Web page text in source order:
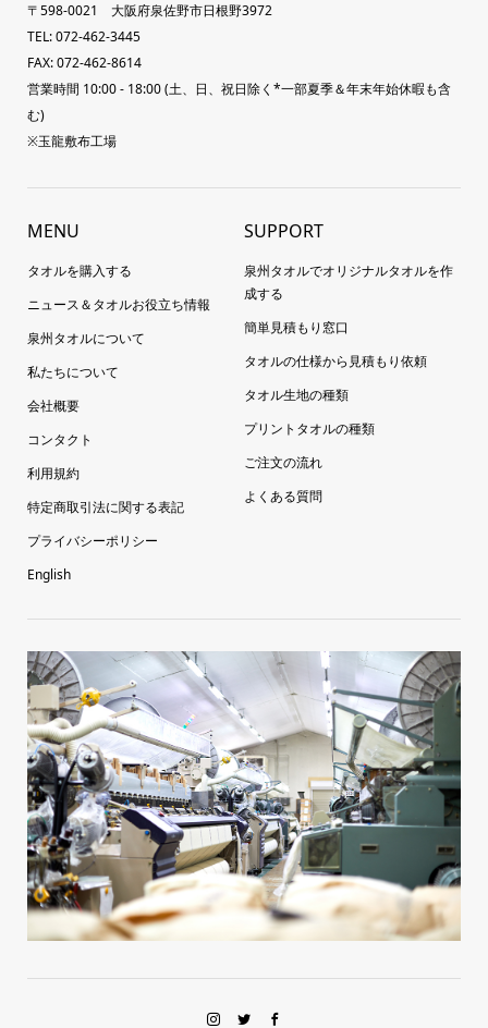
〒598-0021 大阪府泉佐野市日根野3972
TEL: 072-462-3445
FAX: 072-462-8614
営業時間 10:00 - 18:00 (土、日、祝日除く*一部夏季＆年末年始休暇も含
む)
※玉龍敷布工場
MENU
タオルを購入する
ニュース＆タオルお役立ち情報
泉州タオルについて
私たちについて
会社概要
コンタクト
利用規約
特定商取引法に関する表記
プライバシーポリシー
English
SUPPORT
泉州タオルでオリジナルタオルを作
成する
簡単見積もり窓口
タオルの仕様から見積もり依頼
タオル生地の種類
プリントタオルの種類
ご注文の流れ
よくある質問